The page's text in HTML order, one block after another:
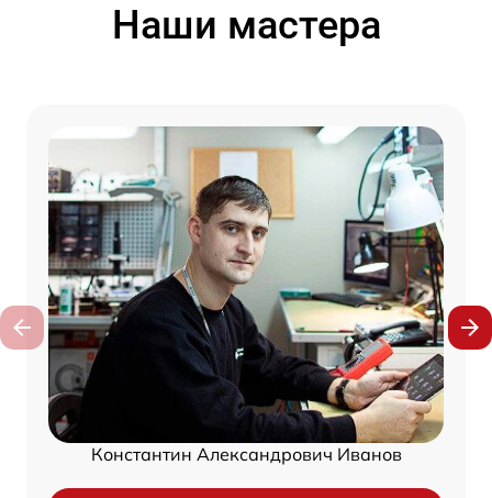
Наши мастера
Константин Александрович Иванов